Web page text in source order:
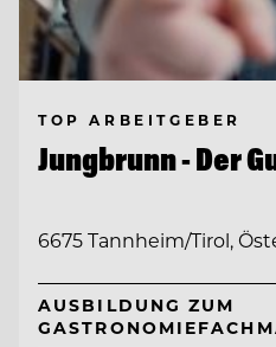
TOP ARBEITGEBER
Jungbrunn - Der
6675 Tannheim/Tirol,
AUSBILDUNG ZUM